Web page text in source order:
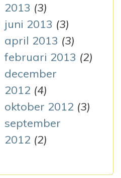
2013 (3)
juni 2013 (3)
april 2013 (3)
februari 2013 (2)
december
2012 (4)
oktober 2012 (3)
september
2012 (2)